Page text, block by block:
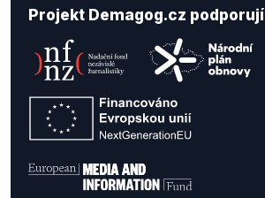
Projekt Demagog.cz